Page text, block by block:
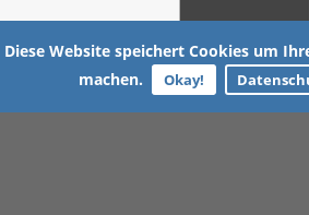
Diese Website speichert Cookies um
machen.
Okay!